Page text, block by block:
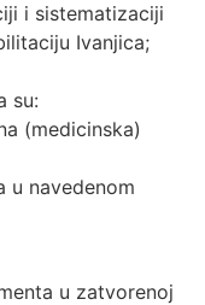
i sistematizaciji
Ivanjica;
su:
(medicinska)
u navedenom
u zatvorenoj